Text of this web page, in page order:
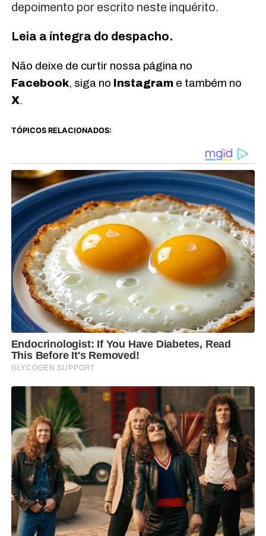
depoimento por escrito neste inquérito.
Leia a íntegra do despacho.
Não deixe de curtir nossa página no
Facebook, siga no Instagrame também no
X.
TÓPICOS RELACIONADOS: